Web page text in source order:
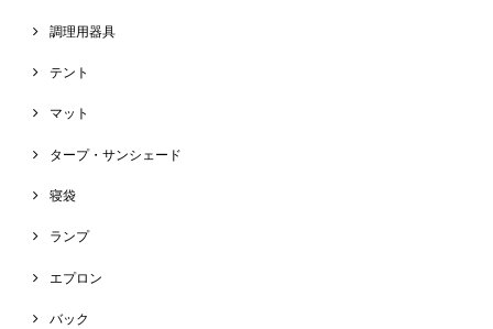
調理用器具
テント
マット
タープ・サンシェード
寝袋
ランプ
エプロン
バック